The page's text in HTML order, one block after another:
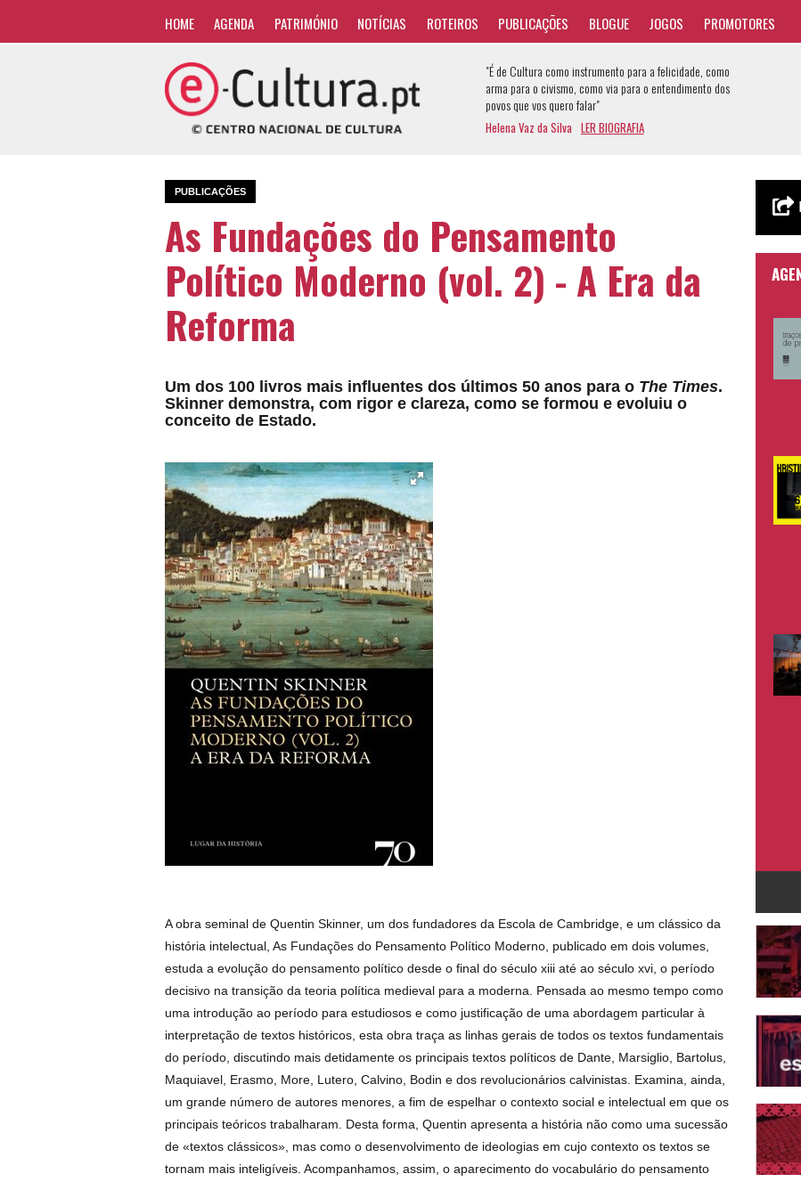
HOME AGENDA PATRIMÓNIO NOTÍCIAS ROTEIROS PUBLICAÇÕES BLOGUE JOGOS PROMOTORES
"É de Cultura como instrumento para a felicidade, como
arma para o civismo, como via para o entendimento dos
povos que vos quero falar"
Helena Vaz da Silva LER BIOGRAFIA
PUBLICAÇÕES
As Fundações do Pensamento
Político Moderno (vol. 2) - A Era da
Reforma
Um dos 100 livros mais influentes dos últimos 50 anos para o The Times.
Skinner demonstra, com rigor e clareza, como se formou e evoluiu o
conceito de Estado.
A obra seminal de Quentin Skinner, um dos fundadores da Escola de Cambridge, e um clássico da
história intelectual, As Fundações do Pensamento Político Moderno, publicado em dois volumes,
estuda a evolução do pensamento político desde o final do século xiii até ao século xvi, o período
decisivo na transição da teoria política medieval para a moderna. Pensada ao mesmo tempo como
uma introdução ao período para estudiosos e como justificação de uma abordagem particular à
interpretação de textos históricos, esta obra traça as linhas gerais de todos os textos fundamentais
do período, discutindo mais detidamente os principais textos políticos de Dante, Marsiglio, Bartolus,
Maquiavel, Erasmo, More, Lutero, Calvino, Bodin e dos revolucionários calvinistas. Examina, ainda,
um grande número de autores menores, a fim de espelhar o contexto social e intelectual em que os
principais teóricos trabalharam. Desta forma, Quentin apresenta a história não como uma sucessão
de «textos clássicos», mas como o desenvolvimento de ideologias em cujo contexto os textos se
tornam mais inteligíveis. Acompanhamos, assim, o aparecimento do vocabulário do pensamento